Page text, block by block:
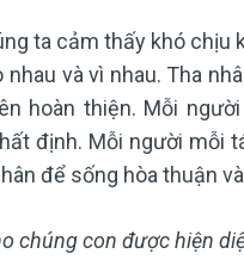
ta cảm thấy khó chịu
và vì nhau. Tha
hoàn thiện. Mỗi
định. Mỗi người mỗi
để sống hòa thuận
chúng con được hiện